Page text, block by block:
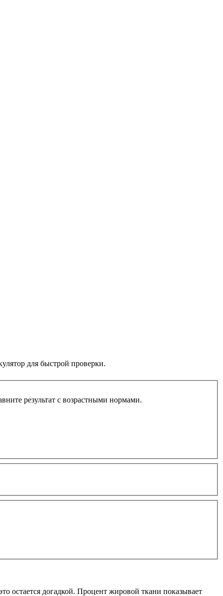
для быстрой проверки.
Поллока) или через ИМТ (формула Деуренберга) и сравните результат с возрастными нормами.
остается догадкой. Процент жировой ткани показывает